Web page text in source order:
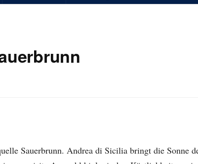
Sauerbrunn. Andrea di Sicilia bringt die Sonne